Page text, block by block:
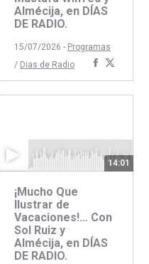
Almécija, en DÍAS
DE RADIO.
15/07/2026 - Programas
/ Dias de Radio
Compartir
concon
14:01
¡Mucho Que
Ilustrar de
Vacaciones!… Con
Sol Ruiz y
Almécija, en DÍAS
DE RADIO.